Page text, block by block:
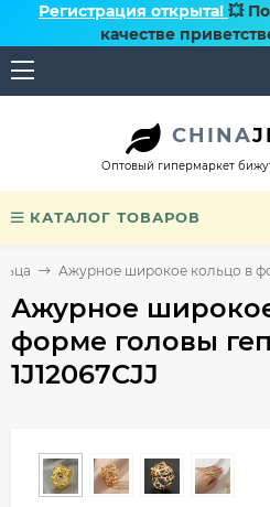
Регистрация открыта! 💥
качестве
CHINA
Оптовый гипермаркет
КАТАЛОГ ТОВАРОВ
Ажурное широкое кольцо в
Ажурное
форме головы
1J12067CJJ